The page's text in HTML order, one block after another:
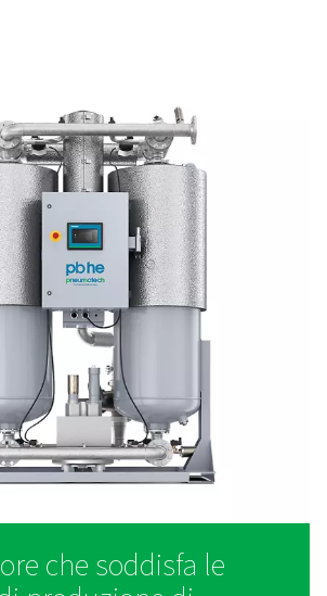
μm**
Come specificato dall'utente o
più rigoroso della Classe 1.
≤ 20000 ≤ 400
400000
≤ 6000
- ≤ 90000
- - ≤ 10000
- - ≤ 100000